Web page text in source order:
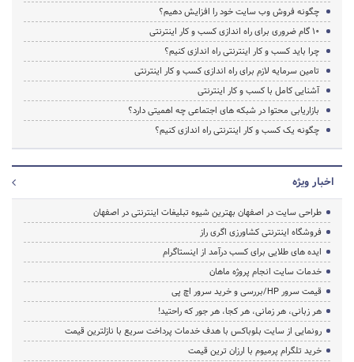
چگونه فروش وب سایت خود را افزایش دهیم؟
۱۰ گام ضروری برای راه اندازی کسب و کار اینترنتی
چرا باید کسب و کار اینترنتی راه اندازی کنیم؟
تامین سرمایه لازم برای راه اندازی کسب و کار اینترنتی
آشنایی کامل با کسب و کار اینترنتی
بازاریابی محتوا در شبکه های اجتماعی چه اهمیتی دارد؟
چگونه یک کسب و کار اینترنتی راه اندازی کنیم؟
اخبار ویژه
طراحی سایت در اصفهان بهترین شیوه تبلیغات اینترنتی در اصفهان
فروشگاه اینترنتی کشاورزی اگری راز
ایده های طلایی برای کسب درآمد از اینستاگرام
خدمات سایت انجام پروژه ماهان
قیمت سرور HP/بررسی و خرید سرور اچ پی
هر زبانی، هر زمانی، هر کجا، هر جور که راحتید!
رونمایی از سایت بلوباکس با هدف خدمات پرداخت سریع با نازلترین قیمت
خرید تلگرام پرمیوم با ارزان ترین قیمت